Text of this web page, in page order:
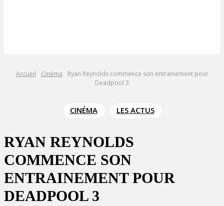
Accueil Cinéma
Ryan Reynolds commence son entrainement pour
Deadpool 3
CINÉMA LES ACTUS
RYAN REYNOLDS
COMMENCE SON
ENTRAINEMENT POUR
DEADPOOL 3